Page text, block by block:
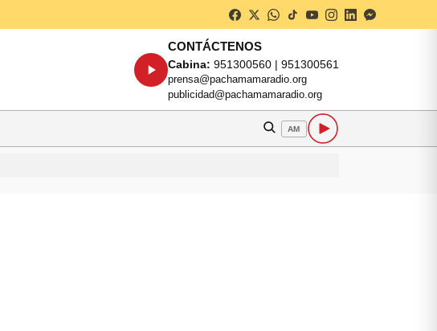
CONTÁCTENOS
Cabina: 951300560 | 951300561
prensa@pachamamaradio.org
publicidad@pachamamaradio.org
AM